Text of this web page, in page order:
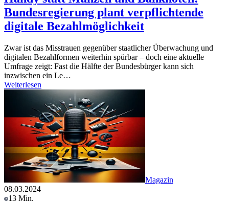
Bundesregierung plant verpflichtende
digitale Bezahlmöglichkeit
Zwar ist das Misstrauen gegenüber staatlicher Überwachung und
digitalen Bezahlformen weiterhin spürbar – doch eine aktuelle
Umfrage zeigt: Fast die Hälfte der Bundesbürger kann sich
inzwischen ein Le…
Weiterlesen
Magazin
08.03.2024
13 Min.